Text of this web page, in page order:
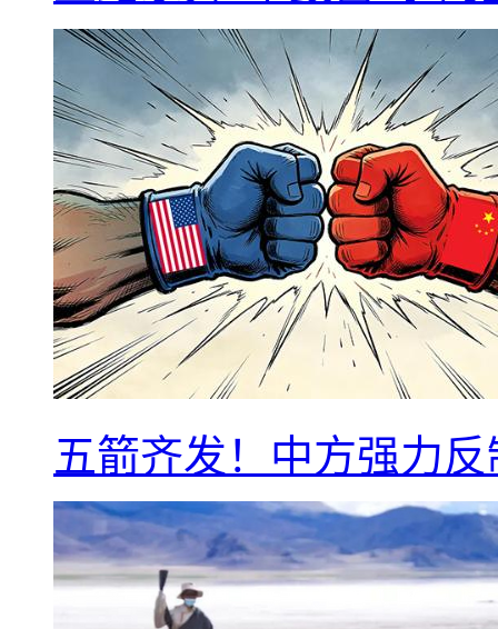
五箭齐发！中方强力